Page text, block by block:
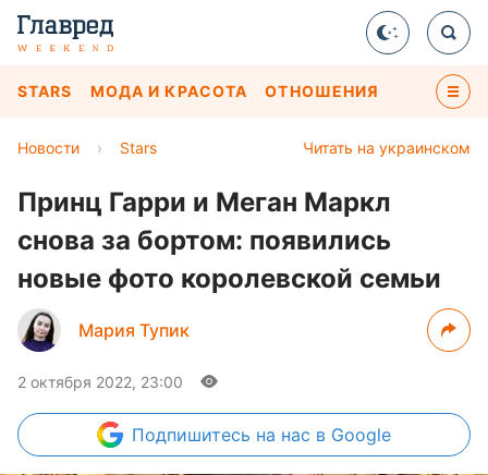
STARS МОДА И КРАСОТА ОТНОШЕНИЯ
Читать на украинском
Новости › Stars
Принц Гарри и Меган Маркл
снова за бортом: появились
новые фото королевской семьи
Мария Тупик
2 октября 2022, 23:00
Подпишитесь на нас в Google